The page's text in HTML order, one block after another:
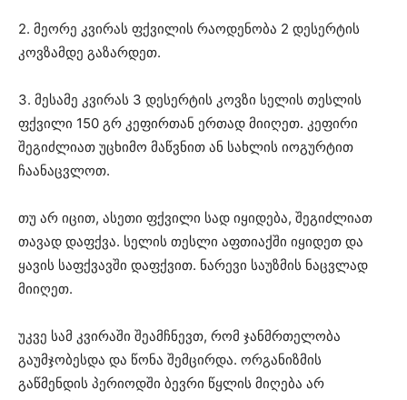
2. მეორე კვირას ფქვილის რაოდენობა 2 დესერტის
კოვზამდე გაზარდეთ.
3. მესამე კვირას 3 დესერტის კოვზი სელის თესლის
ფქვილი 150 გრ კეფირთან ერთად მიიღეთ. კეფირი
შეგიძლიათ უცხიმო მაწვნით ან სახლის იოგურტით
ჩაანაცვლოთ.
თუ არ იცით, ასეთი ფქვილი სად იყიდება, შეგიძლიათ
თავად დაფქვა. სელის თესლი აფთიაქში იყიდეთ და
ყავის საფქვავში დაფქვით. ნარევი საუზმის ნაცვლად
მიიღეთ.
უკვე სამ კვირაში შეამჩნევთ, რომ ჯანმრთელობა
გაუმჯობესდა და წონა შემცირდა. ორგანიზმის
გაწმენდის პერიოდში ბევრი წყლის მიღება არ